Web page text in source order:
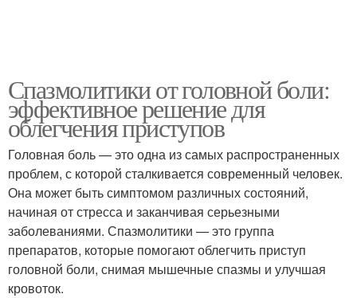
Спазмолитики от головной боли:
эффективное решение для
облегчения приступов
Головная боль — это одна из самых распространенных
проблем, с которой сталкивается современный человек.
Она может быть симптомом различных состояний,
начиная от стресса и заканчивая серьезными
заболеваниями. Спазмолитики — это группа
препаратов, которые помогают облегчить приступ
головной боли, снимая мышечные спазмы и улучшая
кровоток.